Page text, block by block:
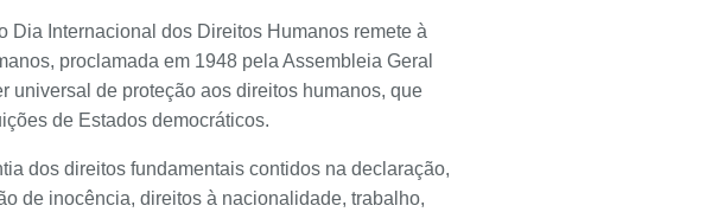
Dia Internacional dos Direitos Humanos remete à
proclamada em 1948 pela Assembleia Geral
universal de proteção aos direitos humanos, que
de Estados democráticos.
dos direitos fundamentais contidos na declaração,
de inocência, direitos à nacionalidade, trabalho,